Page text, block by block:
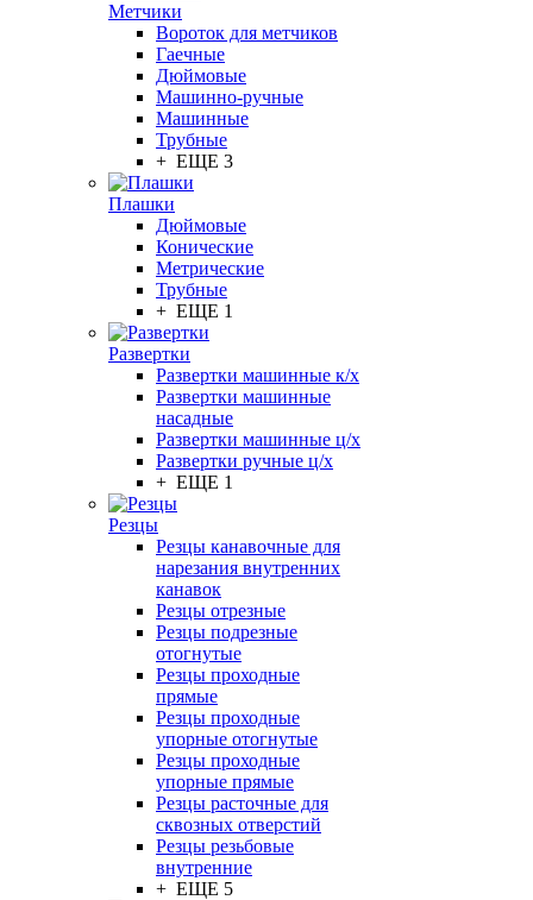
Метчики
Вороток для метчиков
Гаечные
Дюймовые
Машинно-ручные
Машинные
Трубные
+ ЕЩЕ 3
Плашки
Дюймовые
Конические
Метрические
Трубные
+ ЕЩЕ 1
Развертки
Развертки машинные к/х
Развертки машинные
насадные
Развертки машинные ц/х
Развертки ручные ц/х
+ ЕЩЕ 1
Резцы
Резцы канавочные для
нарезания внутренних
канавок
Резцы отрезные
Резцы подрезные
отогнутые
Резцы проходные
прямые
Резцы проходные
упорные отогнутые
Резцы проходные
упорные прямые
Резцы расточные для
сквозных отверстий
Резцы резьбовые
внутренние
+ ЕЩЕ 5